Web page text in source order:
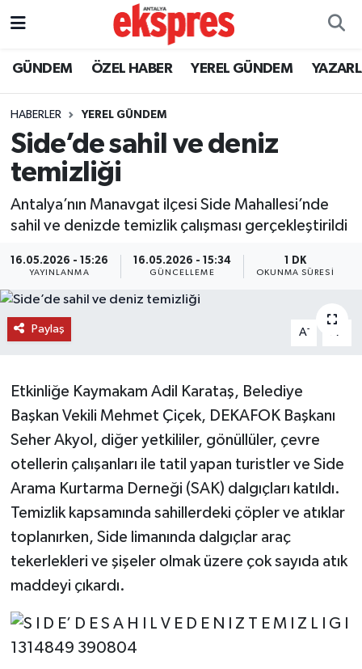
GÜNDEM ÖZEL HABER YEREL GÜNDEM
HABERLER YEREL GÜNDEM
Side’de sahil ve deniz
temizliği
Antalya’nın Manavgat ilçesi Side Mahallesi’nde
sahil ve denizde temizlik çalışması gerçekleştirildi
16.05.2026 - 15:26
YAYINLANMA
16.05.2026 - 15:34
GÜNCELLEME
1 DK
OKUNMA SÜRESI
Paylaş A- A
Etkinliğe Kaymakam Adil Karataş, Belediye
Başkan Vekili Mehmet Çiçek, DEKAFOK Başkanı
Seher Akyol, diğer yetkililer, gönüllüler, çevre
otellerin çalışanları ile tatil yapan turistler ve Side
Arama Kurtarma Derneği (SAK) dalgıçları katıldı.
Temizlik kapsamında sahillerdeki çöpler ve atıklar
toplanırken, Side limanında dalgıçlar araç
tekerlekleri ve şişeler olmak üzere çok sayıda atık
maddeyi çıkardı.
ÖZEL HABER
YEREL GÜNDEM
EKONOMİ
KÜLTÜR - SANAT
SPOR
DÜNYA
EĞİTİM
TURİZM
RÖPORTAJ
VİDEO HABERLER
YAZARLAR
RESMİ İLAN
Nöbetçi Eczaneler
Trafik Durumu
Süper Lig Puan Durumu ve Fikstür
Tüm Manşetler
Son Dakika Haberleri